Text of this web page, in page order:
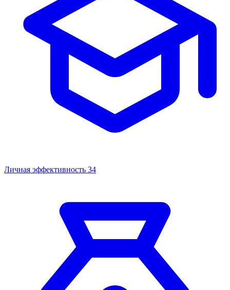
Личная эффективность 34